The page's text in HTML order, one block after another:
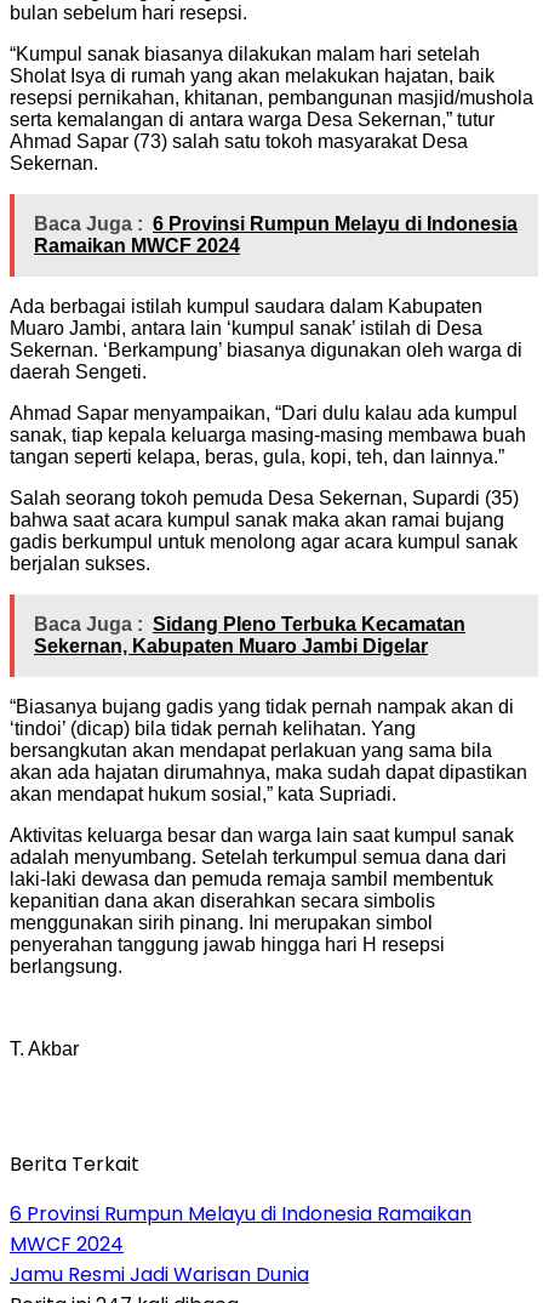
bulan sebelum hari resepsi.
“Kumpul sanak biasanya dilakukan malam hari setelah
Sholat Isya di rumah yang akan melakukan hajatan, baik
resepsi pernikahan, khitanan, pembangunan masjid/mushola
serta kemalangan di antara warga Desa Sekernan,” tutur
Ahmad Sapar (73) salah satu tokoh masyarakat Desa
Sekernan.
Baca Juga : 6 Provinsi Rumpun Melayu di Indonesia
Ramaikan MWCF 2024
Ada berbagai istilah kumpul saudara dalam Kabupaten
Muaro Jambi, antara lain ‘kumpul sanak’ istilah di Desa
Sekernan. ‘Berkampung’ biasanya digunakan oleh warga di
daerah Sengeti.
Ahmad Sapar menyampaikan, “Dari dulu kalau ada kumpul
sanak, tiap kepala keluarga masing-masing membawa buah
tangan seperti kelapa, beras, gula, kopi, teh, dan lainnya.”
Salah seorang tokoh pemuda Desa Sekernan, Supardi (35)
bahwa saat acara kumpul sanak maka akan ramai bujang
gadis berkumpul untuk menolong agar acara kumpul sanak
berjalan sukses.
Baca Juga : Sidang Pleno Terbuka Kecamatan
Sekernan, Kabupaten Muaro Jambi Digelar
“Biasanya bujang gadis yang tidak pernah nampak akan di
‘tindoi’ (dicap) bila tidak pernah kelihatan. Yang
bersangkutan akan mendapat perlakuan yang sama bila
akan ada hajatan dirumahnya, maka sudah dapat dipastikan
akan mendapat hukum sosial,” kata Supriadi.
Aktivitas keluarga besar dan warga lain saat kumpul sanak
adalah menyumbang. Setelah terkumpul semua dana dari
laki-laki dewasa dan pemuda remaja sambil membentuk
kepanitian dana akan diserahkan secara simbolis
menggunakan sirih pinang. Ini merupakan simbol
penyerahan tanggung jawab hingga hari H resepsi
berlangsung.
T. Akbar
Berita Terkait
6 Provinsi Rumpun Melayu di Indonesia Ramaikan
MWCF 2024
Jamu Resmi Jadi Warisan Dunia